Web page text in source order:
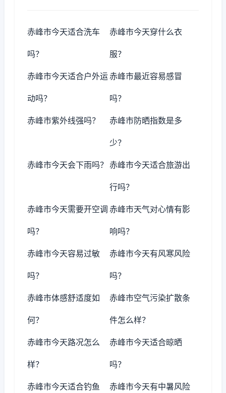
赤峰市今天适合洗车
吗？
赤峰市今天穿什么衣
服？
赤峰市今天适合户外运
动吗？
赤峰市最近容易感冒
吗？
赤峰市紫外线强吗？ 赤峰市防晒指数是多
少？
赤峰市今天会下雨吗？ 赤峰市今天适合旅游出
行吗？
赤峰市今天需要开空调
吗？
赤峰市天气对心情有影
响吗？
赤峰市今天容易过敏
吗？
赤峰市今天有风寒风险
吗？
赤峰市体感舒适度如
何？
赤峰市空气污染扩散条
件怎么样？
赤峰市今天路况怎么
样？
赤峰市今天适合晾晒
吗？
赤峰市今天适合钓鱼 赤峰市今天有中暑风险